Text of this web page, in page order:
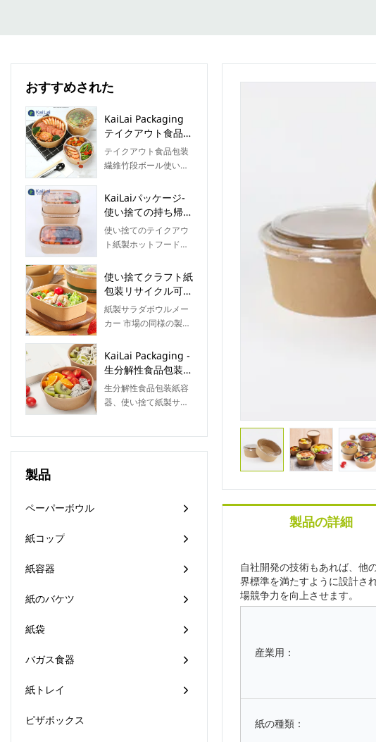
製品の詳細
自社開発の技術もあれば、他
界標準を満たすように設計さ
場競争力を向上させます。
産業用：
紙の種類：
おすすめされた
KaiLai Packaging
テイクアウト食品包
装 使い捨て紙サラ
ダボウルカップ 蓋
テイクアウト食品包装
繊維竹段ボール使い捨
プ印刷蓋付き、高い売
上高は、企業が新しい
的障壁を確立および強
化するのに役立ちま
は長期間にわたって強
力な競争力を維持でき
ます。さらに、この製
品は画期的なイノベー
クノロジーは、市場の
需要をよりよく満たす
ために適用されます。
KaiLaiパッケージ-
使い捨ての持ち帰り
用の紙の温かい食べ
物の容器プラスチッ
ラダボウル
使い捨てのテイクアウ
ト紙製ホットフード容
蓋が付いた長方形の紙
ボウルは、さまざまな
ざまな用途があり、さ
まざまな顧客のさまざ
ます。また、簡潔な構
造と高品質を設計原則
としています。
使い捨てクラフト紙
包装リサイクル可能
な長方形ラウンドコ
ーナーテイクアウト
紙製サラダボウルメー
カー 市場の同様の製品
質、外観などの点で比
類のない優れた利点が
を得ています。KaiLai
Packagingは過去の製
続的に改善しています
彼ら。紙サラダボウル
KaiLai Packaging -
生分解性食品包装紙
容器使い捨て紙サラ
ダボウル caja
生分解性食品包装紙容
器、使い捨て紙製サラ
なタイプと機能を備え
製品
ペーパーボウル
紙コップ
紙容器
紙のバケツ
紙袋
バガス食器
紙トレイ
ピザボックス